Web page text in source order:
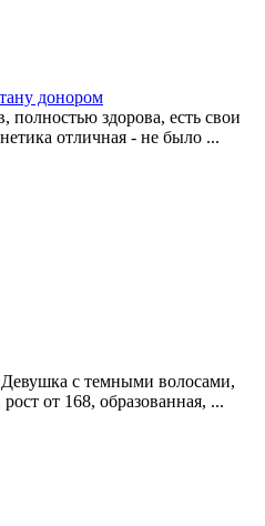
донором
полностью здорова, есть свои
отличная - не было ...
с темными волосами,
от 168, образованная, ...